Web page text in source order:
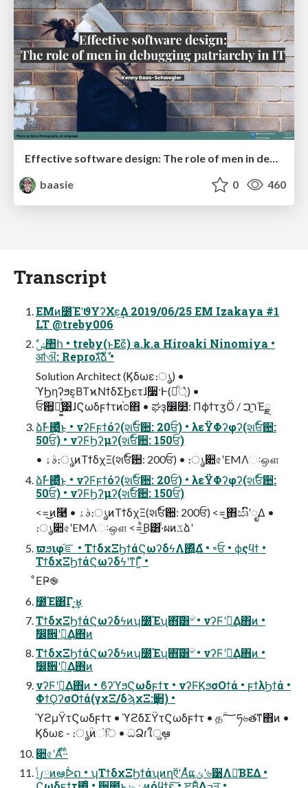
baasie
0 460
Transcript
EMͷ೰ΈʹϑΥʔΧε͢Δ 2019/06/25 EM Izakaya #1
LT @treby006
ॴଐ: Reproגࣜձࣾ •
Solution Architect (Ϗδωε։ൃ) •
ϓϦηʔϧε͔ΒΤϰΝϯδΣϦετɺ࣮૷·Ͱ(্ཱͪ͛) •
ਓ਺͕૿͍͚͑ͯ͹ɺϚωδϝϯτͷ֓೦΋ • ಘҙ෼໺: ΠϕϯτӡӦ / ר͖ࠐΈྗ
ձࣾͰ΍͖ͬͯͨ͜ͱ • νʔϜϝϯόʔ(શࣾਓ਺: 20ਓ) • λεΫΦʔφʔ(શࣾਓ਺:
50ਓ) • νʔϜϦʔμʔ(શࣾਓ਺: 150ਓ)
• ࣄۀ։ൃͷΤϯδχΞ(શࣾਓ਺: 200ਓ) • ։ൃ૊৫ʹEMΛઃஔ
ձࣾͰ΍͖ͬͯͨ͜ͱ • νʔϜϝϯόʔ(શࣾਓ਺: 20ਓ) • λεΫΦʔφʔ(શࣾਓ਺:
50ਓ) • νʔϜϦʔμʔ(શࣾਓ਺: 150ਓ)
<=͜͜ͷ࿩ • ࣄۀ։ൃͷΤϯδχΞ(શࣾਓ਺: 200ਓ) <=͜͜΋ඍົʹೖΔ •
։ൃ૊৫ʹEMΛઃஔ <=ͪ͜Β͸·ͨผͷػձʹ
ϖϧιφ֬ೝ • ΤϯδχΞϦϯάϚωʔδϟΛ΍͍ͬͯΔํ • ৽ਓ • ϕςϥϯ •
ΤϯδχΞϦϯάϚωʔδϟʹͳΓ͍ͨํ •
ͦΕҎ֎
೰Έ͸͋Γ·͔͢ʁ
ΤϯδχΞϦϯάϚωʔδϟͷʮ೰Έʯ΋͘͠͸ؔ৺ • νʔϜʹؔ࿈͢Δ΋ͷ •
ࣗ෼ࣗ਎ʹؔ࿈͢Δ΋ͷ
ΤϯδχΞϦϯάϚωʔδϟͷʮ೰Έʯ΋͘͠͸ؔ৺ • νʔϜʹؔ࿈͢Δ΋ͷ •
ࣗ෼ࣗ਎ʹؔ࿈͢Δ΋ͷ
νʔϜʹؔ࿈͢Δ΋ͷ • ϐʔϓϧϚωδϝϯτ • νʔϜϏϧσΟϯά • ϝϯλϦϯά •
ΦϯϘʔσΟϯά(γχΞ/δϡχΞ:ҭ੒) •
ϓϩμΫτϚωδϝϯτ • ϓϩδΣΫτϚωδϝϯτ • தؒ؅ཧ৬తͳ΋ͷ •
Ϗδωε - ։ൃؒͷંি • ධՁɾใुܾఆ
૊৫ʹΑͬͯ·ͪ·ͪ
ݴ༿ͷఆ͕ٛᐆດ • ʮΤϯδχΞϦϯάʯͷղऍʹΑͬͯແݶʹ৬੹Λ༩͑ΒΕΔ •